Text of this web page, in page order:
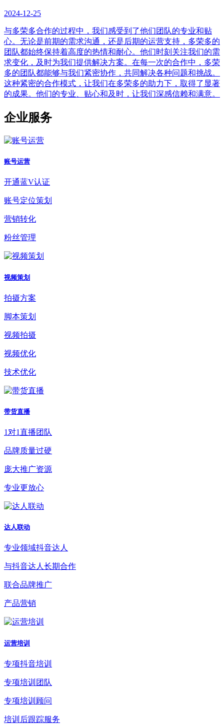
2024-12-25
与多荣多合作的过程中，我们感受到了他们团队的专业和贴
心。无论是前期的需求沟通，还是后期的运营支持，多荣多的
团队都始终保持着高度的热情和耐心。他们时刻关注我们的需
求变化，及时为我们提供解决方案。在每一次的合作中，多荣
多的团队都能够与我们紧密协作，共同解决各种问题和挑战。
这种紧密的合作模式，让我们在多荣多的助力下，取得了显著
的成果。他们的专业、贴心和及时，让我们深感信赖和满意。
企业服务
账号运营
开通蓝V认证
账号定位策划
营销转化
粉丝管理
视频策划
拍摄方案
脚本策划
视频拍摄
视频优化
技术优化
带货直播
1对1直播团队
品牌质量过硬
庞大推广资源
专业更放心
达人联动
专业领域抖音达人
与抖音达人长期合作
联合品牌推广
产品营销
运营培训
专项抖音培训
专项培训团队
专项培训顾问
培训后跟踪服务